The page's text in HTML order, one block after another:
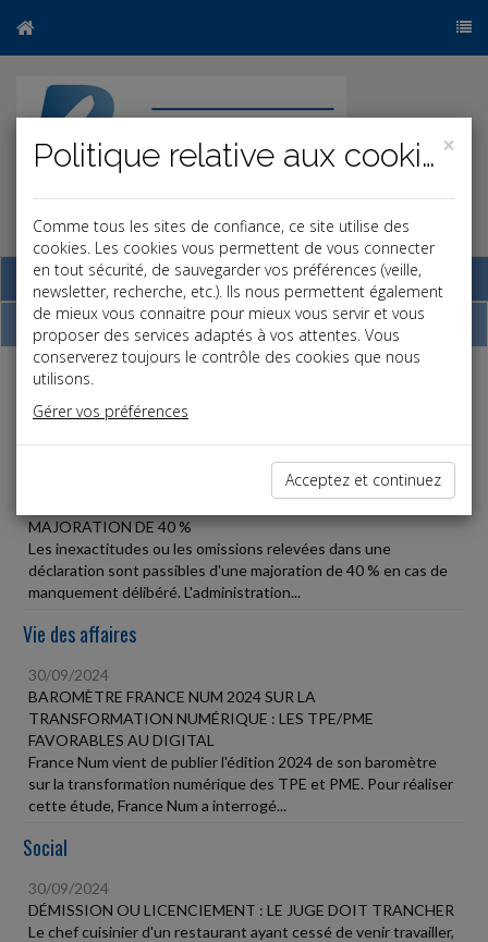
r
Base documentaire
Dépêches
Liste des dernières dépêches
MAJORATION DE 40 %
Les inexactitudes ou les omissions relevées dans une
déclaration sont passibles d'une majoration de 40 % en cas de
manquement délibéré. L'administration...
Vie des affaires
30/09/2024
BAROMÈTRE FRANCE NUM 2024 SUR LA
TRANSFORMATION NUMÉRIQUE : LES TPE/PME
FAVORABLES AU DIGITAL
France Num vient de publier l'édition 2024 de son baromètre
sur la transformation numérique des TPE et PME. Pour réaliser
cette étude, France Num a interrogé...
Social
30/09/2024
DÉMISSION OU LICENCIEMENT : LE JUGE DOIT TRANCHER
Le chef cuisinier d'un restaurant ayant cessé de venir travailler,
×
Politique relative aux cookies
Comme tous les sites de confiance, ce site utilise des
cookies. Les cookies vous permettent de vous connecter
en tout sécurité, de sauvegarder vos préférences (veille,
newsletter, recherche, etc.). Ils nous permettent également
de mieux vous connaitre pour mieux vous servir et vous
proposer des services adaptés à vos attentes. Vous
conserverez toujours le contrôle des cookies que nous
utilisons.
Gérer vos préférences
Acceptez et continuez